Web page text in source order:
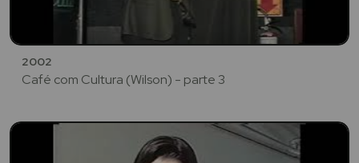
2002
Café com Cultura (Wilson) - parte 3